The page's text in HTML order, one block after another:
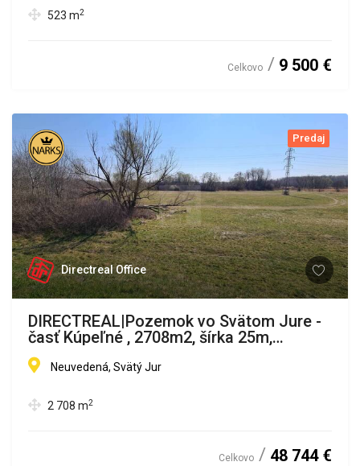
523 m2
Celkovo 9 500 €
Predaj
Directreal Office
DIRECTREAL|Pozemok vo Svätom Jure -
časť Kúpeľné , 2708m2, šírka 25m,
pozemok vhodný na záhradníctvo
Neuvedená, Svätý Jur
2 708 m2
Celkovo 48 744 €